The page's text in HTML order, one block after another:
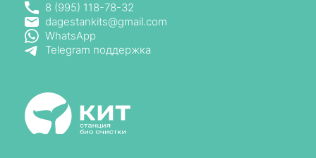
8 (995) 118-78-32
dagestankits@gmail.com
WhatsApp
Telegram поддержка